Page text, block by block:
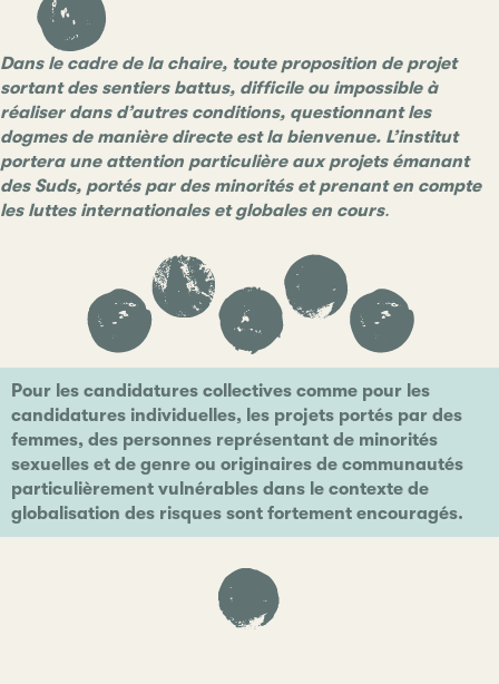
Dans le cadre de la chaire, toute proposition de projet
sortant des sentiers battus, difficile ou impossible à
réaliser dans d’autres conditions, questionnant les
dogmes de manière directe est la bienvenue. L’institut
portera une attention particulière aux projets émanant
des Suds, portés par des minorités et prenant en compte
les luttes internationales et globales en cours.
Pour les candidatures collectives comme pour les
candidatures individuelles, les projets portés par des
femmes, des personnes représentant de minorités
sexuelles et de genre ou originaires de communautés
particulièrement vulnérables dans le contexte de
globalisation des risques sont fortement encouragés.